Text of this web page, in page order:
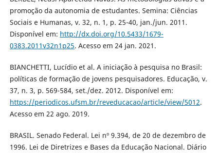
promoção da autonomia de estudantes. Semina: Ciências
Sociais e Humanas, v. 32, n. 1, p. 25-40, jan./jun. 2011.
Disponível em: http://dx.doi.org/10.5433/1679-
0383.2011v32n1p25. Acesso em 24 jan. 2021.
BIANCHETTI, Lucídio et al. A iniciação à pesquisa no Brasil:
políticas de formação de jovens pesquisadores. Educação, v.
37, n. 3, p. 569-584, set./dez. 2012. Disponível em:
https://periodicos.ufsm.br/reveducacao/article/view/5012.
Acesso em 22 ago. 2019.
BRASIL. Senado Federal. Lei nº 9.394, de 20 de dezembro de
1996. Lei de Diretrizes e Bases da Educação Nacional. Diário